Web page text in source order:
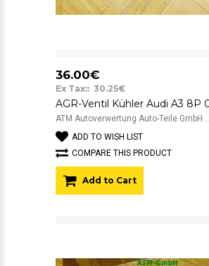
36.00€
Ex Tax:: 30.25€
ATM Autoverwertung Auto-Teile GmbH ..
ADD TO WISH LIST
COMPARE THIS PRODUCT
Add to Cart